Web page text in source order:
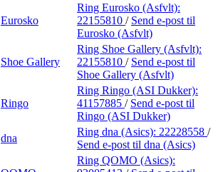
Eurosko
Ring Eurosko (Asfvlt):
22155810 / Send e-post til
Eurosko (Asfvlt)
Shoe Gallery
Ring Shoe Gallery (Asfvlt):
22155810 / Send e-post til
Shoe Gallery (Asfvlt)
Ringo
Ring Ringo (ASI Dukker):
41157885 / Send e-post til
Ringo (ASI Dukker)
dna
Ring dna (Asics): 22228558 /
Send e-post til dna (Asics)
Ring QOMO (Asics):